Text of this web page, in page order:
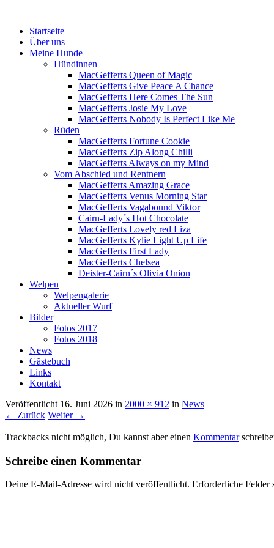
Menü
Zum
Inhalt
springen
Startseite
Über uns
Meine Hunde
Hündinnen
MacGefferts Queen of Magic
MacGefferts Give Peace A Chance
MacGefferts Here Comes The Sun
MacGefferts Josie My Love
MacGefferts Nobody Is Perfect Like Me
Rüden
MacGefferts Fortune Cookie
MacGefferts Zip Along Chilli
MacGefferts Always on my Mind
Vom Abschied und Rentnern
MacGefferts Amazing Grace
MacGefferts Venus Morning Star
MacGefferts Vagabound Viktor
Cairn-Lady´s Hot Chocolate
MacGefferts Lovely red Liza
MacGefferts Kylie Light Up Life
MacGefferts First Lady
MacGefferts Chelsea
Deister-Cairn´s Olivia Onion
Welpen
Welpengalerie
Aktueller Wurf
Bilder
Fotos 2017
Fotos 2018
News
Gästebuch
Links
Kontakt
Veröffentlicht 16. Juni 2026 in 2000 × 912 in News
← Zurück Weiter →
Trackbacks nicht möglich, Du kannst aber einen Kommentar
Schreibe einen Kommentar
Deine E-Mail-Adresse wird nicht veröffentlicht. Erforderliche Felder